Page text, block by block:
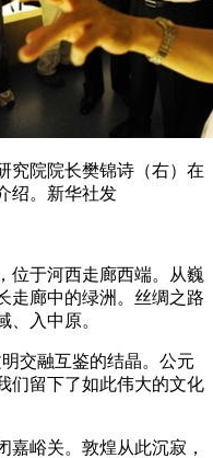
究院院长樊锦诗（右）在
绍。新华社发
位于河西走廊西端。从巍
走廊中的绿洲。丝绸之路
、入中原。
交融互鉴的结晶。公元
们留下了如此伟大的文化
嘉峪关。敦煌从此沉寂，